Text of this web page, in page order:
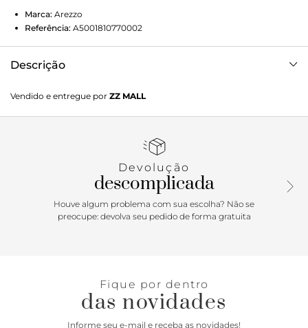
Marca: Arezzo
Referência: A5001810770002
Descrição
formato arredondado e acabamento macio com franzidos.
Traz alças em corrente metálica com tira de couro
capas. Com fecho superior em zíper e puxador.
Vendido e entregue por ZZ MALL
Devolução
descomplicada
Houve algum problema com sua escolha? Não se
preocupe: devolva seu pedido de forma gratuita
Fique por dentro
das novidades
Informe seu e-mail e receba as novidades!